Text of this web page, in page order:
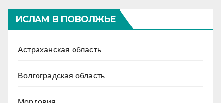
ИСЛАМ В ПОВОЛЖЬЕ
Астраханская область
Волгоградская область